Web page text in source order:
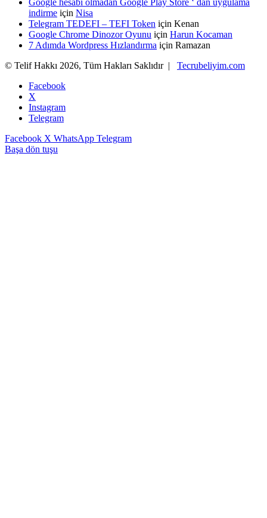
Google hesabı olmadan Google Play Store ‘ dan uygulama
indirme için Nisa
Telegram TEDEFI – TEFI Token için Kenan
Google Chrome Dinozor Oyunu için Harun Kocaman
7 Adımda Wordpress Hızlandırma için Ramazan
© Telif Hakkı 2026, Tüm Hakları Saklıdır | Tecrubeliyim.com
Facebook
X
Instagram
Telegram
Facebook X WhatsApp Telegram
Başa dön tuşu